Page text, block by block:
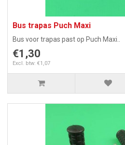
Bus trapas Puch Maxi
Bus voor trapas past op Puch Maxi..
€1,30
Excl. btw: €1,07